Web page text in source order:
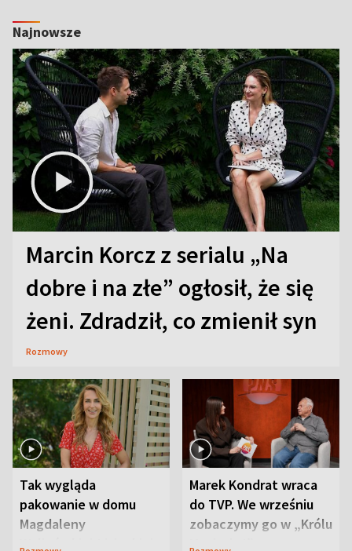
Najnowsze
Marcin Korcz z serialu „Na
dobre i na złe” ogłosił, że się
żeni. Zdradził, co zmienił syn
Rozmowy
Tak wygląda
pakowanie w domu
Magdaleny
Waligórskiej-Lisieckiej.
Marek Kondrat wraca
do TVP. We wrześniu
zobaczymy go w „Królu
Maciusiu I”